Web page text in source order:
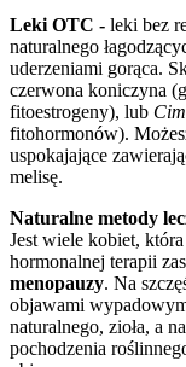
Leki OTC - leki bez
naturalnego
uderzeniami gorąca.
czerwona koniczyna
fitoestrogeny), lub
fitohormonów).
uspokajające
melisę.
Naturalne metody
Jest wiele kobiet,
hormonalnej terapii
menopauzy. Na
objawami
naturalnego, zioła, a
pochodzenia